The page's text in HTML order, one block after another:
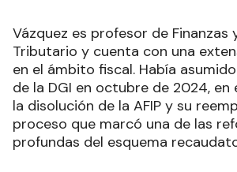
Vázquez es profesor de Finanzas
Tributario y cuenta con una
en el ámbito fiscal. Había
de la DGI en octubre de 2024,
la disolución de la AFIP y su
proceso que marcó una de las
profundas del esquema